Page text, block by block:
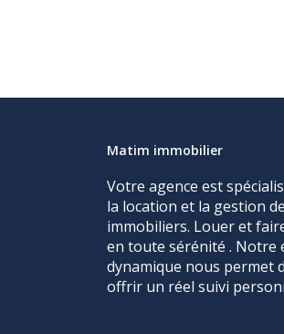
Matim immobilier
Votre agence est
la location et la gestion
immobiliers. Louer et
en toute sérénité . Notre
dynamique nous permet
offrir un réel suivi